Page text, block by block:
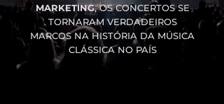
MARKETING, OS CONCERTOS SE
TORNARAM VERDADEIROS
MARCOS NA HISTÓRIA DA MÚSICA
CLÁSSICA NO PAÍS